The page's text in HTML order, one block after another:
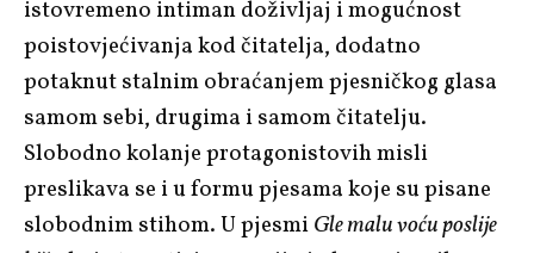
istovremeno intiman doživljaj i mogućnost
poistovjećivanja kod čitatelja, dodatno
potaknut stalnim obraćanjem pjesničkog glasa
samom sebi, drugima i samom čitatelju.
Slobodno kolanje protagonistovih misli
preslikava se i u formu pjesama koje su pisane
slobodnim stihom. U pjesmiGle malu voću poslije